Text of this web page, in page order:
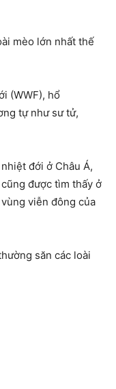
mèo lớn nhất thế
(WWF), hổ
tự như sư tử,
đới ở Châu Á,
được tìm thấy ở
viễn đông của
săn các loài